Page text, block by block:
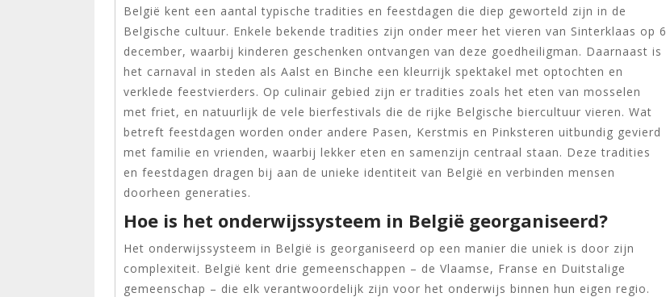
België kent een aantal typische tradities en feestdagen die diep geworteld zijn in de
Belgische cultuur. Enkele bekende tradities zijn onder meer het vieren van Sinterklaas op 6
december, waarbij kinderen geschenken ontvangen van deze goedheiligman. Daarnaast is
het carnaval in steden als Aalst en Binche een kleurrijk spektakel met optochten en
verklede feestvierders. Op culinair gebied zijn er tradities zoals het eten van mosselen
met friet, en natuurlijk de vele bierfestivals die de rijke Belgische biercultuur vieren. Wat
betreft feestdagen worden onder andere Pasen, Kerstmis en Pinksteren uitbundig gevierd
met familie en vrienden, waarbij lekker eten en samenzijn centraal staan. Deze tradities
en feestdagen dragen bij aan de unieke identiteit van België en verbinden mensen
doorheen generaties.
Hoe is het onderwijssysteem in België georganiseerd?
Het onderwijssysteem in België is georganiseerd op een manier die uniek is door zijn
complexiteit. België kent drie gemeenschappen – de Vlaamse, Franse en Duitstalige
gemeenschap – die elk verantwoordelijk zijn voor het onderwijs binnen hun eigen regio.